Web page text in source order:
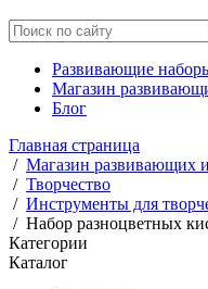
Развивающие
Магазин
Блог
Главная страница
/ Магазин развивающих
/ Творчество
/ Инструменты для
/ Набор разноцветных
Категории
Каталог